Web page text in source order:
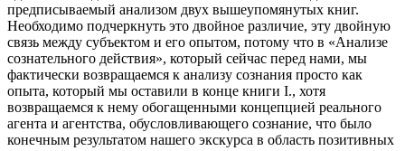
предписываемый анализом двух вышеупомянутых книг.
Необходимо подчеркнуть это двойное различие, эту двойную
связь между субъектом и его опытом, потому что в «Анализе
сознательного действия», который сейчас перед нами, мы
фактически возвращаемся к анализу сознания просто как
опыта, который мы оставили в конце книги I., хотя
возвращаемся к нему обогащенными концепцией реального
агента и агентства, обусловливающего сознание, что было
конечным результатом нашего экскурса в область позитивных